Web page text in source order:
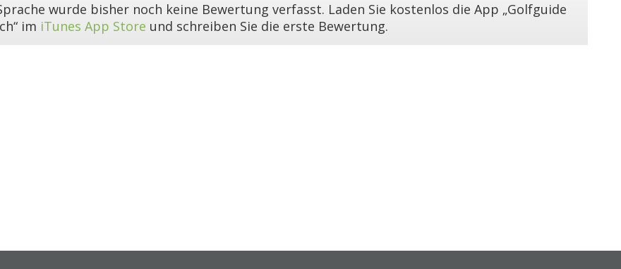
wurde bisher noch keine Bewertung verfasst. Laden Sie kostenlos die App „Golfguide
im iTunes App Store und schreiben Sie die erste Bewertung.